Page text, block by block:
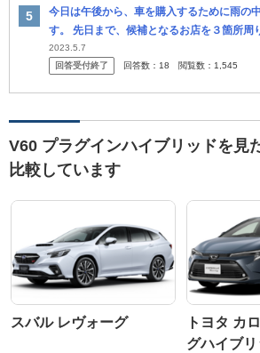
今日は午後から、車を購入するために雨の
す。 先日まで、候補となるお店を３箇所周
で、小６と小３の息子と私と夫です。 これ
V60 ②
2023.5.7
回答受付終了
回答数： 18 閲覧数： 1,545
V60 プラグインハイブリッドを見
比較しています
スバル レヴォーグ
トヨタ カ
グハイブリ